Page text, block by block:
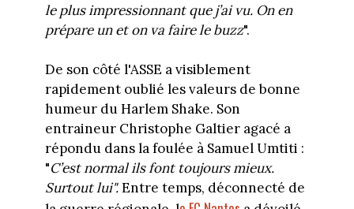
le plus impressionnant que j’ai vu. On en
prépare un et on va faire le buzz".
De son côté l'ASSE a visiblement
rapidement oublié les valeurs de bonne
humeur du Harlem Shake. Son
entraineur Christophe Galtier agacé a
répondu dans la foulée à Samuel Umtiti :
"C’est normal ils font toujours mieux.
Surtout lui".Entre temps, déconnecté de